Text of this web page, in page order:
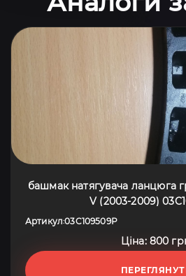
башмак натягувача ланцюга
V (2003-2009)
Артикул:03C109509P
Ціна: 800